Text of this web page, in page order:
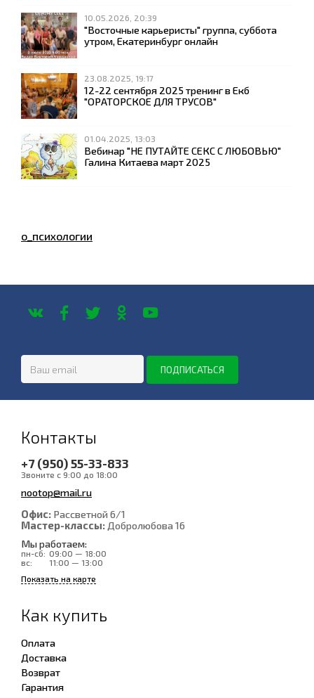
10.05.2026, 20:39
"Восточные карьеристы" группа, суббота
утром, Екатеринбург онлайн
23.08.2025, 19:17
12-22 сентября 2025 тренинг в Екб
"ОРАТОРСКОЕ ДЛЯ ТРУСОВ"
01.04.2025, 13:03
Вебинар "НЕ ПУТАЙТЕ СЕКС С ЛЮБОВЬЮ"
Галина Китаева март 2025
о_психологии
Контакты
+7 (950) 55-33-833
Звоните с 9:00 до 18:00
nootop@mail.ru
Офис: Рассветной 6/1
Мастер-классы: Добролюбова 16
Мы работаем:
пн-сб: 09:00 — 18:00
вс:
11:00 — 13:00
Показать на карте
Как купить
Оплата
Доставка
Возврат
Гарантия